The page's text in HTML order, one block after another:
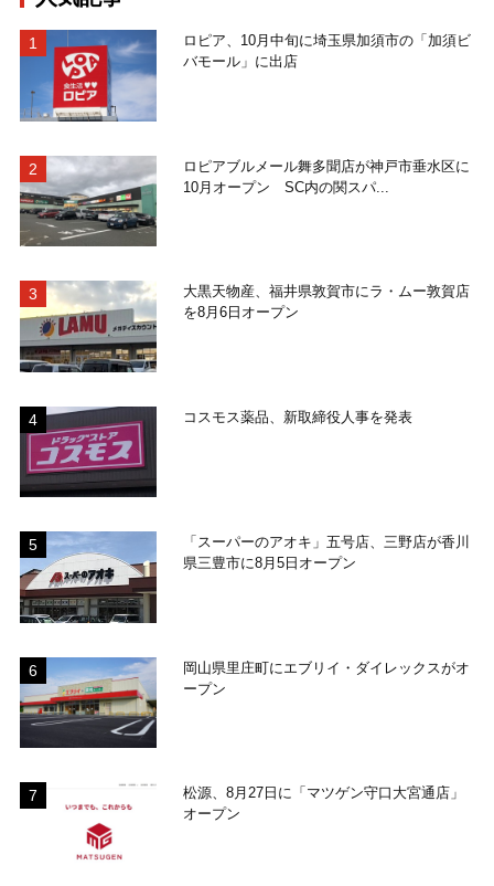
ロピア、10月中旬に埼玉県加須市の「加須ビ
バモール」に出店
ロピアブルメール舞多聞店が神戸市垂水区に
10月オープン SC内の関スパ...
大黒天物産、福井県敦賀市にラ・ムー敦賀店
を8月6日オープン
コスモス薬品、新取締役人事を発表
「スーパーのアオキ」五号店、三野店が香川
県三豊市に8月5日オープン
岡山県里庄町にエブリイ・ダイレックスがオ
ープン
松源、8月27日に「マツゲン守口大宮通店」
オープン